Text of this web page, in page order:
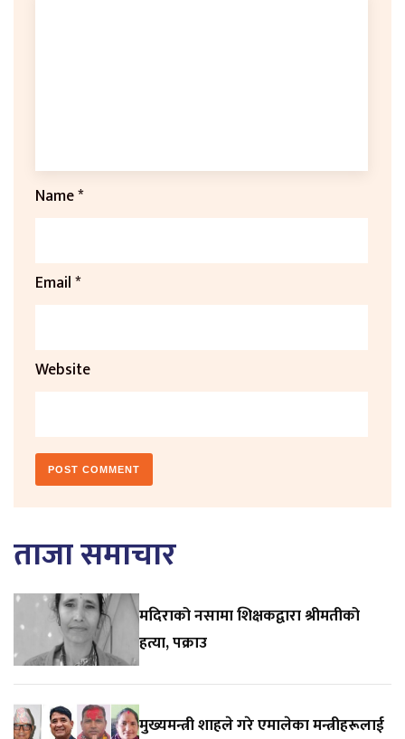
Name*
Email*
Website
ताजा समाचार
मदिराको नसामा शिक्षकद्वारा श्रीमतीको
हत्या, पक्राउ
मुख्यमन्त्री शाहले गरे एमालेका मन्त्रीहरूलाई